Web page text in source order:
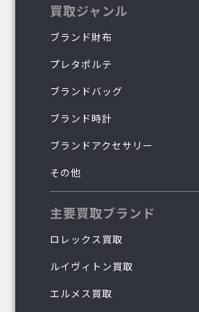
買取ジャンル
ブランド財布
プレタポルテ
ブランドバッグ
ブランド時計
ブランドアクセサリー
その他
主要買取ブランド
ロレックス買取
ルイヴィトン買取
エルメス買取